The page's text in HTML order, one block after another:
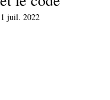
juil. 2022